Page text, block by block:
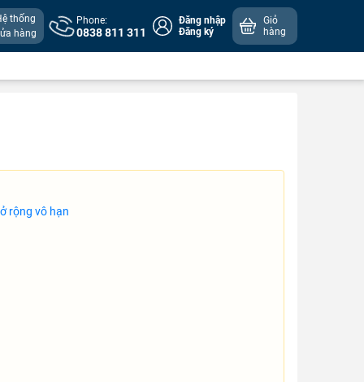
thống
hàng
Phone:
0838 811 311
Đăng nhập
Đăng ký
Giỏ
hàng
rộng vô hạn